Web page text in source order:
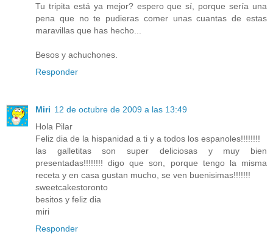
Tu tripita está ya mejor? espero que sí, porque sería una
pena que no te pudieras comer unas cuantas de estas
maravillas que has hecho...
Besos y achuchones.
Responder
Miri 12 de octubre de 2009 a las 13:49
Hola Pilar
Feliz dia de la hispanidad a ti y a todos los espanoles!!!!!!!!
las galletitas son super deliciosas y muy bien
presentadas!!!!!!!! digo que son, porque tengo la misma
receta y en casa gustan mucho, se ven buenisimas!!!!!!!
sweetcakestoronto
besitos y feliz dia
miri
Responder